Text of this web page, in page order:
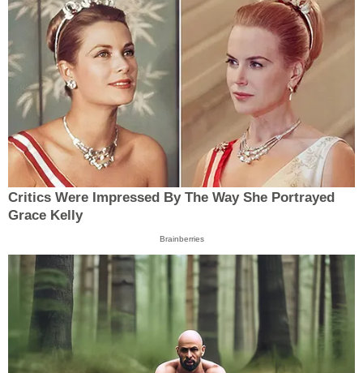
Critics Were Impressed By The Way She Portrayed
Grace Kelly
Brainberries